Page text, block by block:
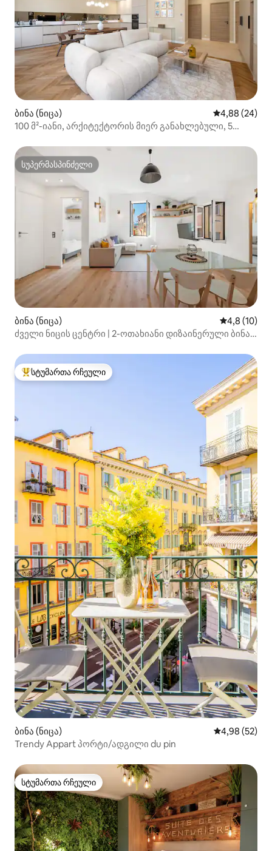
ბინა (ნიცა) საშუალო
4,88 (24)
100 მ²-იანი, არქიტექტორის მიერ განახლებული, 5
სუპერმასპინძელი
სუპერმასპინძელი
ბინა (ნიცა) საშუალო
4,8 (10)
ძველი ნიცის ცენტრი | 2-ოთახიანი დიზაინერული ბინა,
სტუმართა რჩეული მოწინავე ვარიანტი
სტუმართა რჩეული
ბინა (ნიცა) საშუალო
4,98 (52)
Trendy Appart პორტი/ადგილი du pin
სტუმართა რჩეული
სტუმართა რჩეული